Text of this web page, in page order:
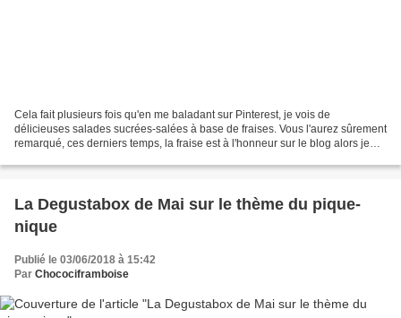
Cela fait plusieurs fois qu'en me baladant sur Pinterest, je vois de
délicieuses salades sucrées-salées à base de fraises. Vous l'aurez sûrement
remarqué, ces derniers temps, la fraise est à l'honneur sur le blog alors je
La Degustabox de Mai sur le thème du pique-
nique
Publié le 03/06/2018 à 15:42
Par Chocociframboise